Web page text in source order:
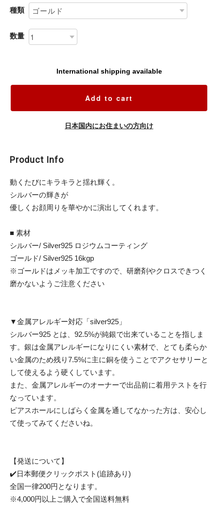
種類
数量
International shipping available
Add to cart
日本国内にお住まいの方向け
Product Info
動くたびにキラキラと揺れ輝く。
シルバーの輝きが
優しくお顔周りを華やかに演出してくれます。
■ 素材
シルバー/ Silver925 ロジウムコーティング
ゴールド/ Silver925 16kgp
※ゴールドはメッキ加工ですので、研磨剤やクロスできつく
磨かないようご注意ください
▼金属アレルギー対応「silver925」
シルバー925 とは、92.5%が純銀で出来ていることを指しま
す。銀は金属アレルギーになりにくい素材で、とても柔らか
い金属のため残り7.5%に主に銅を使うことでアクセサリーと
して使えるよう硬くしています。
また、金属アレルギーのオーナーで出品前に着用テストを行
なっています。
ピアスホールにしばらく金属を通してなかった方は、安心し
て使ってみてくださいね。
【発送について】
✔️日本郵便クリックポスト(追跡あり)
全国一律200円となります。
※4,000円以上ご購入で全国送料無料